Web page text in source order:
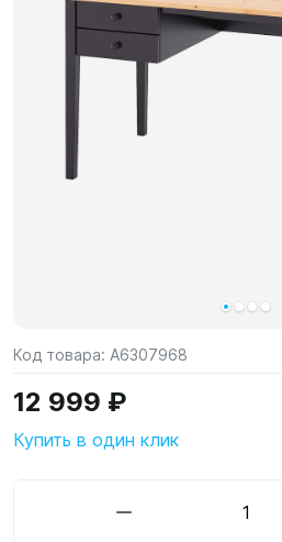
Код товара: A6307968
12 999 ₽
Купить в один клик